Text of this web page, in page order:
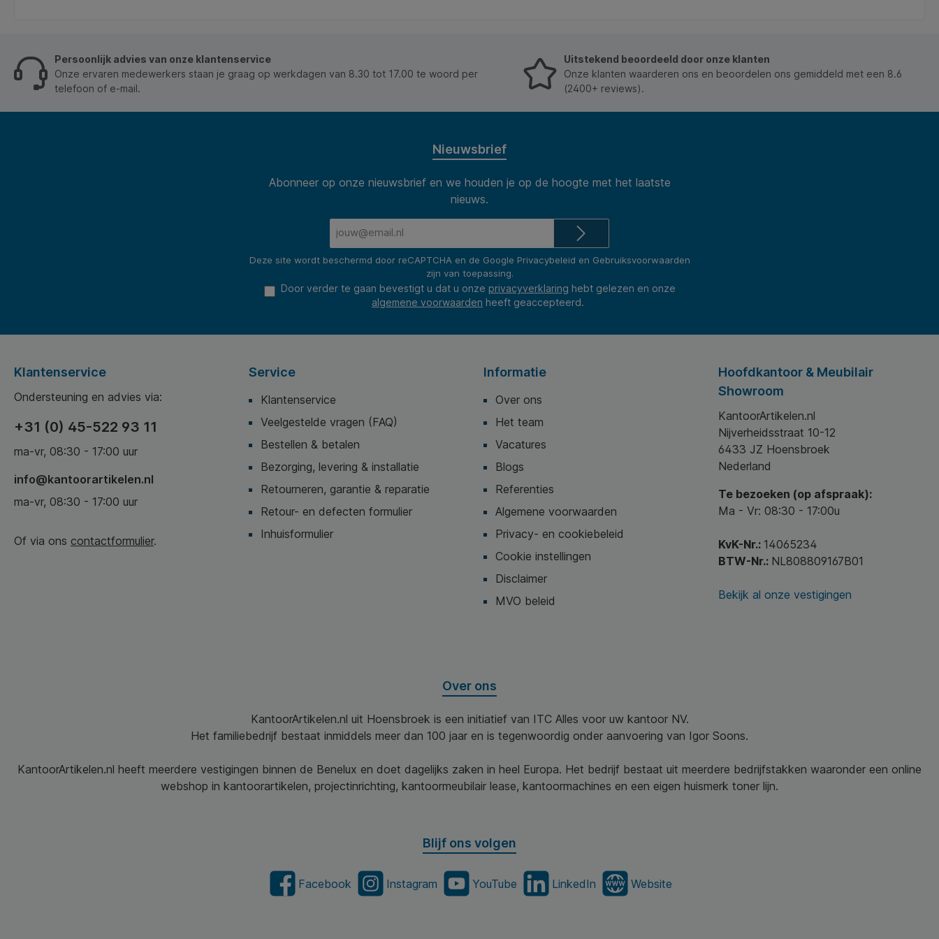
Persoonlijk advies van onze klantenservice
Onze ervaren medewerkers staan je graag op werkdagen van 8.30 tot 17.00 te woord per
telefoon of e-mail.
Uitstekend beoordeeld door onze klanten
Onze klanten waarderen ons en beoordelen ons gemiddeld met een 8.6
(2400+ reviews).
Nieuwsbrief
Abonneer op onze nieuwsbrief en we houden je op de hoogte met het laatste
nieuws.
Deze site wordt beschermd door reCAPTCHA en de Google Privacybeleid en Gebruiksvoorwaarden
zijn van toepassing.
Door verder te gaan bevestigt u dat u onze privacyverklaring hebt gelezen en onze
algemene voorwaarden heeft geaccepteerd.
Klantenservice
Ondersteuning en advies via:
+31 (0) 45-522 93 11
ma-vr, 08:30 - 17:00 uur
info@kantoorartikelen.nl
ma-vr, 08:30 - 17:00 uur
Of via ons contactformulier.
Service
Klantenservice
Veelgestelde vragen (FAQ)
Bestellen & betalen
Bezorging, levering & installatie
Retourneren, garantie & reparatie
Retour- en defecten formulier
Inhuisformulier
Informatie
Over ons
Het team
Vacatures
Blogs
Referenties
Algemene voorwaarden
Privacy- en cookiebeleid
Cookie instellingen
Disclaimer
MVO beleid
Hoofdkantoor & Meubilair
Showroom
KantoorArtikelen.nl
Nijverheidsstraat 10-12
6433 JZ Hoensbroek
Nederland
Te bezoeken (op afspraak):
Ma - Vr: 08:30 - 17:00u
KvK-Nr.: 14065234
BTW-Nr.: NL808809167B01
Bekijk al onze vestigingen
Over ons
KantoorArtikelen.nl uit Hoensbroek is een initiatief van ITC Alles voor uw kantoor NV.
Het familiebedrijf bestaat inmiddels meer dan 100 jaar en is tegenwoordig onder aanvoering van Igor Soons.
KantoorArtikelen.nl heeft meerdere vestigingen binnen de Benelux en doet dagelijks zaken in heel Europa. Het bedrijf bestaat uit meerdere bedrijfstakken waaronder een online
webshop in kantoorartikelen, projectinrichting, kantoormeubilair lease, kantoormachines en een eigen huismerk toner lijn.
Blijf ons volgen
Facebook Instagram YouTube LinkedIn Website